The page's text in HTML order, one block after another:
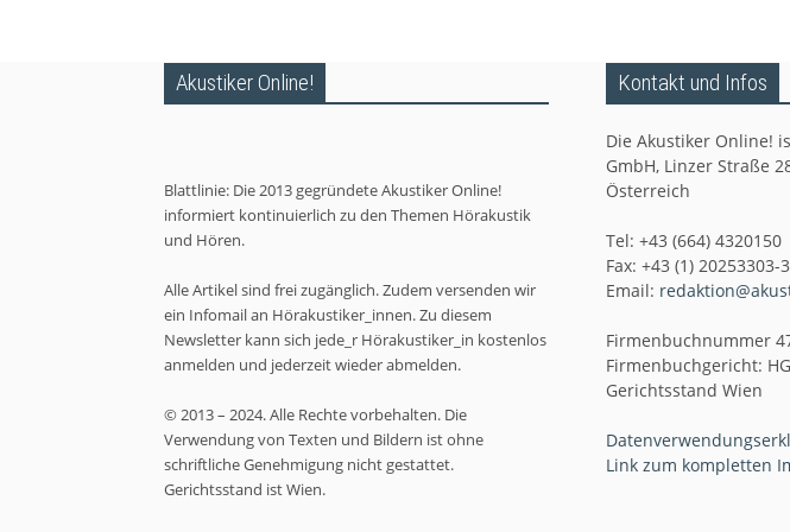
Akustiker Online!
Blattlinie: Die 2013 gegründete Akustiker Online!
informiert kontinuierlich zu den Themen Hörakustik
und Hören.
Alle Artikel sind frei zugänglich. Zudem versenden wir
ein Infomail an Hörakustiker_innen. Zu diesem
Newsletter kann sich jede_r Hörakustiker_in kostenlos
anmelden und jederzeit wieder abmelden.
© 2013 – 2024. Alle Rechte vorbehalten. Die
Verwendung von Texten und Bildern ist ohne
schriftliche Genehmigung nicht gestattet.
Gerichtsstand ist Wien.
Kontakt und Infos
Die Akustiker Online!
GmbH, Linzer Straße
Österreich
Tel: +43 (664) 4320150
Fax: +43 (1) 20253303-
Email:
Firmenbuchnummer
Firmenbuchgericht:
Gerichtsstand Wien
Link zum kompletten